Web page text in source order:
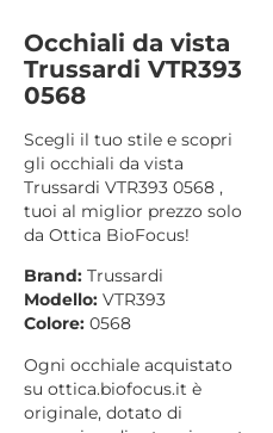
Occhiali da vista
Trussardi VTR393
0568
Scegli il tuo stile e scopri
gli occhiali da vista
Trussardi VTR393 0568 ,
tuoi al miglior prezzo solo
da Ottica BioFocus!
Brand: Trussardi
Modello: VTR393
Colore: 0568
Ogni occhiale acquistato
su ottica.biofocus.it è
originale, dotato di